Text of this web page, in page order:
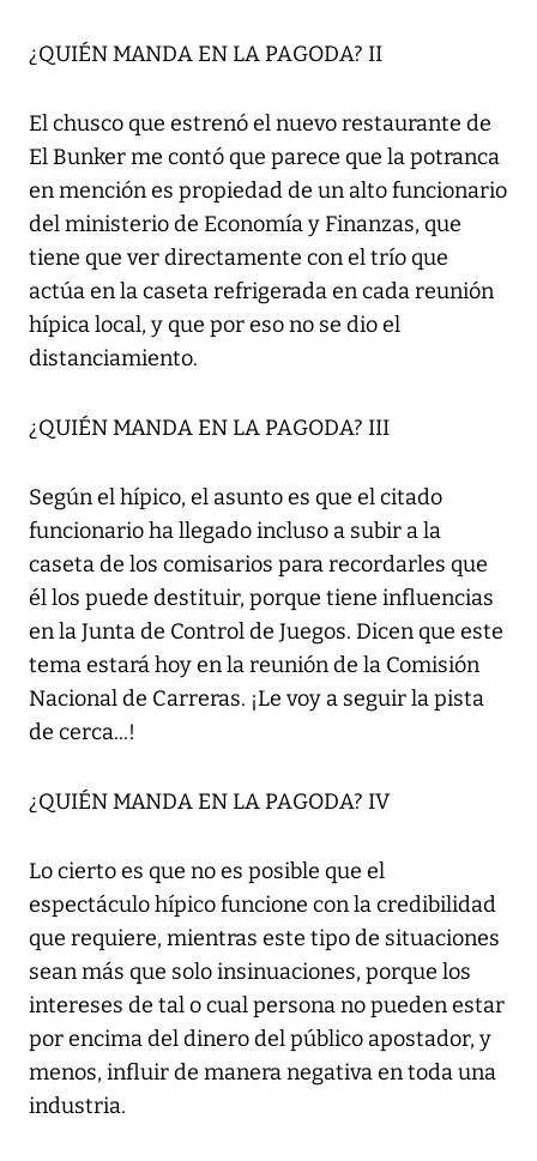
¿QUIÉN MANDA EN LA PAGODA? II
El chusco que estrenó el nuevo restaurante de
El Bunker me contó que parece que la potranca
en mención es propiedad de un alto funcionario
del ministerio de Economía y Finanzas, que
tiene que ver directamente con el trío que
actúa en la caseta refrigerada en cada reunión
hípica local, y que por eso no se dio el
distanciamiento.
¿QUIÉN MANDA EN LA PAGODA? III
Según el hípico, el asunto es que el citado
funcionario ha llegado incluso a subir a la
caseta de los comisarios para recordarles que
él los puede destituir, porque tiene influencias
en la Junta de Control de Juegos. Dicen que este
tema estará hoy en la reunión de la Comisión
Nacional de Carreras. ¡Le voy a seguir la pista
de cerca...!
¿QUIÉN MANDA EN LA PAGODA? IV
Lo cierto es que no es posible que el
espectáculo hípico funcione con la credibilidad
que requiere, mientras este tipo de situaciones
sean más que solo insinuaciones, porque los
intereses de tal o cual persona no pueden estar
por encima del dinero del público apostador, y
menos, influir de manera negativa en toda una
industria.